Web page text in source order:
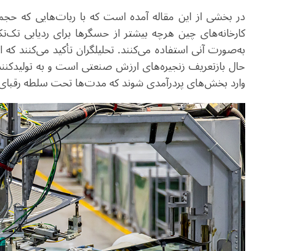
در بخشی از این مقاله آمده است که با ربات‌هایی که
کارخانه‌های چین هرچه بیشتر از حسگرها برای ردیابی
به‌صورت آنی استفاده می‌کنند. تحلیلگران تأکید
حال بازتعریف زنجیره‌های ارزش صنعتی است و به
وارد بخش‌های پردرآمدی شوند که مدت‌ها تحت سلطه رقبای